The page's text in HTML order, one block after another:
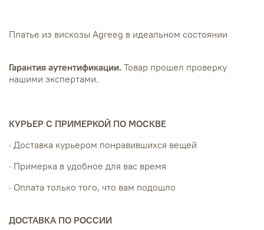
Платье из вискозы Agreeg в идеальном состоянии
Гарантия аутентификации. Товар прошел проверку
нашими экспертами.
КУРЬЕР С ПРИМЕРКОЙ ПО МОСКВЕ
· Доставка курьером понравившихся вещей
· Примерка в удобное для вас время
· Оплата только того, что вам подошло
ДОСТАВКА ПО РОССИИ